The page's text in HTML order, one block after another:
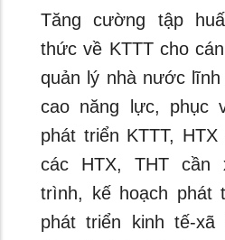
Tăng cường tập
thức về KTTT cho
quản lý nhà nước
cao năng lực, phục
phát triển KTTT,
các HTX, THT cần
trình, kế hoạch phát
phát triển kinh tế-